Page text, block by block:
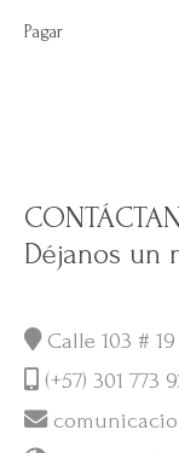
Pagar
Déjanos un
Calle 103 #
(+57) 301 773